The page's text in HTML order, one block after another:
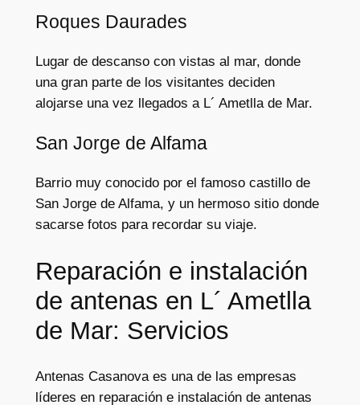
Roques Daurades
Lugar de descanso con vistas al mar, donde
una gran parte de los visitantes deciden
alojarse una vez llegados a L´ Ametlla de Mar.
San Jorge de Alfama
Barrio muy conocido por el famoso castillo de
San Jorge de Alfama, y un hermoso sitio donde
sacarse fotos para recordar su viaje.
Reparación e instalación
de antenas en L´ Ametlla
de Mar: Servicios
Antenas Casanova es una de las empresas
líderes en reparación e instalación de antenas